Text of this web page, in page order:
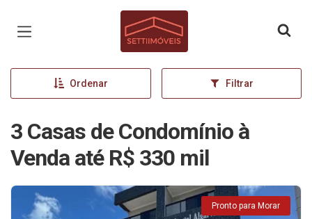
Página inicial
Ordenar Filtrar
3 Casas de Condomínio à
Venda até R$ 330 mil
Pronto para Morar